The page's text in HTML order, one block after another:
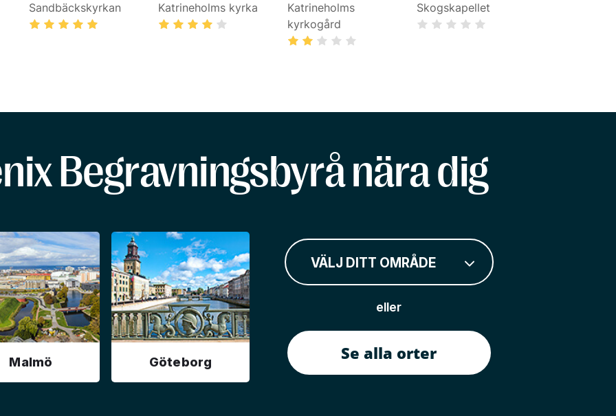
Sandbäckskyrkan Katrineholms kyrka
Katrineholms
kyrkogård
Skogskapellet
Begravningsbyrå nära dig
Malmö Göteborg
VÄLJ DITT OMRÅDE
eller
Se alla orter